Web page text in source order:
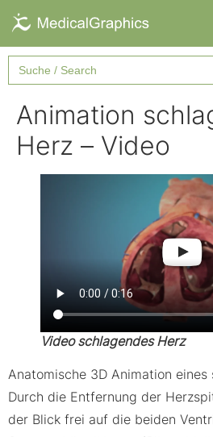
Search
for:
Animation
Herz – Video
Video schlagendes Herz
Anatomische 3D Animation eines
Durch die Entfernung der
der Blick frei auf die beiden